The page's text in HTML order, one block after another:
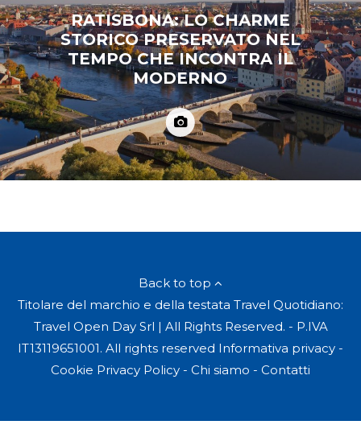
RATISBONA: LO CHARME
STORICO PRESERVATO NEL
TEMPO CHE INCONTRA IL
MODERNO
Back to top
Titolare del marchio e della testata Travel Quotidiano:
Travel Open Day Srl | All Rights Reserved. - P.IVA
IT13119651001. All rights reserved Informativa privacy -
Cookie Privacy Policy - Chi siamo - Contatti